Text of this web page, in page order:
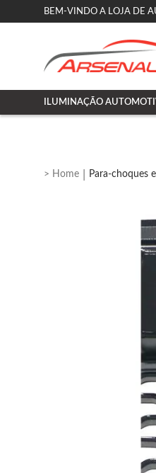
BEM-VINDO A LOJA DE
ILUMINAÇÃO
Para-choques